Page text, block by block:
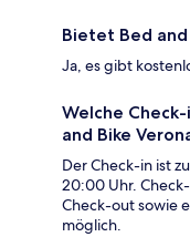
Bietet Bed
Ja, es gibt
Welche
and Bike
Der Check-in ist
20:00 Uhr.
Check-out sowie
möglich.